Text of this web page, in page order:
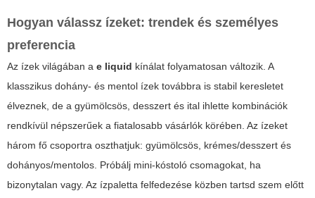
Hogyan válassz ízeket: trendek és személyes
preferencia
Az ízek világában a e liquid kínálat folyamatosan változik. A
klasszikus dohány- és mentol ízek továbbra is stabil keresletet
élveznek, de a gyümölcsös, desszert és ital ihlette kombinációk
rendkívül népszerűek a fiatalosabb vásárlók körében. Az ízeket
három fő csoportra oszthatjuk: gyümölcsös, krémes/desszert és
dohányos/mentolos. Próbálj mini-kóstoló csomagokat, ha
bizonytalan vagy. Az ízpaletta felfedezése közben tartsd szem előtt